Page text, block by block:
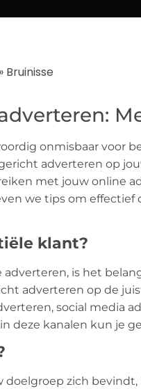
» Bruinisse
onmisbaar voor
adverteren op
met jouw online
we tips om
klant?
is het
adverteren op de
social media
deze kanalen kun je
doelgroep zich